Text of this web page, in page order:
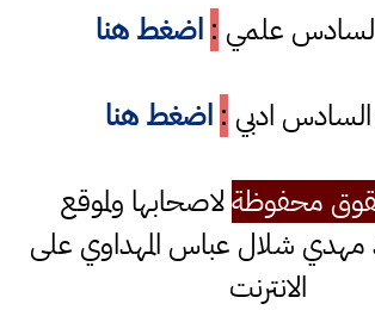
علمي : اضغط هنا
ادبي : اضغط هنا
محفوظةلاصحابها ولموقع
مهدي شلال عباس المهداوي على
الانترنت